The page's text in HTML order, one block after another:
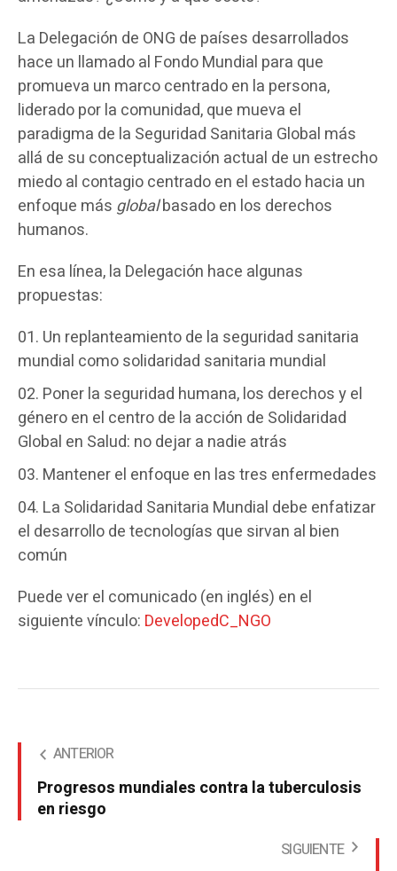
La Delegación de ONG de países desarrollados
hace un llamado al Fondo Mundial para que
promueva un marco centrado en la persona,
liderado por la comunidad, que mueva el
paradigma de la Seguridad Sanitaria Global más
allá de su conceptualización actual de un estrecho
miedo al contagio centrado en el estado hacia un
enfoque más globalbasado en los derechos
humanos.
En esa línea, la Delegación hace algunas
propuestas:
Un replanteamiento de la seguridad sanitaria
mundial como solidaridad sanitaria mundial
Poner la seguridad humana, los derechos y el
género en el centro de la acción de Solidaridad
Global en Salud: no dejar a nadie atrás
Mantener el enfoque en las tres enfermedades
La Solidaridad Sanitaria Mundial debe enfatizar
el desarrollo de tecnologías que sirvan al bien
común
Puede ver el comunicado (en inglés) en el
siguiente vínculo: DevelopedC_NGO
ANTERIOR
Progresos mundiales contra la tuberculosis
en riesgo
SIGUIENTE